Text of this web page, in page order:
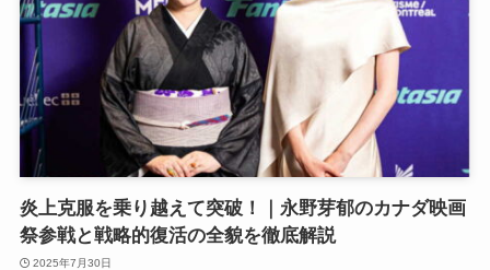
炎上克服を乗り越えて突破！｜永野芽郁のカナダ映画
祭参戦と戦略的復活の全貌を徹底解説
2025年7月30日